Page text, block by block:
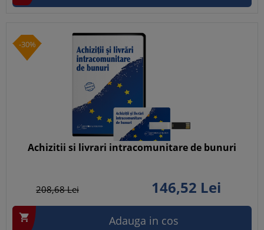
-30%
Achizitii si livrari intracomunitare de bunuri
208,68Lei 146,52 Lei
 Adauga in cos